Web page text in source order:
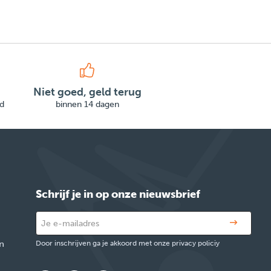
Niet goed, geld terug
binnen 14 dagen
Schrijf je in op onze nieuwsbrief
Door inschrijven ga je akkoord met onze privacy policiy